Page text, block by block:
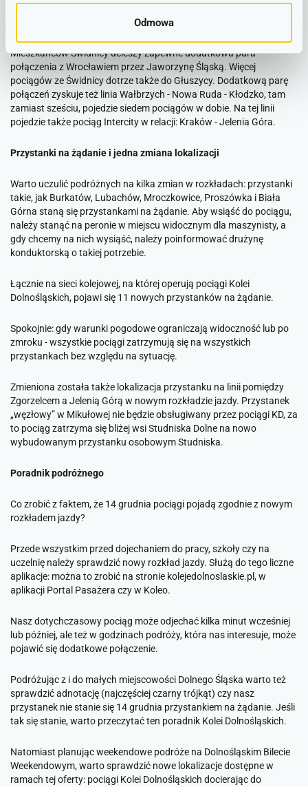
Odmowa
(13 para w dobie), dojedzie też z Jeleniej Góry do Karpacza, a
wracając nim dotrzemy aż do Wałbrzycha Głównego.
Mieszkańców Świdnicy ucieszy zapewne dodatkowa para
połączenia z Wrocławiem przez Jaworzynę Śląską. Więcej
pociągów ze Świdnicy dotrze także do Głuszycy. Dodatkową parę
połączeń zyskuje też linia Wałbrzych - Nowa Ruda - Kłodzko, tam
zamiast sześciu, pojedzie siedem pociągów w dobie. Na tej linii
pojedzie także pociąg Intercity w relacji: Kraków - Jelenia Góra.
Przystanki na żądanie i jedna zmiana lokalizacji
Warto uczulić podróżnych na kilka zmian w rozkładach: przystanki
takie, jak Burkatów, Lubachów, Mroczkowice, Proszówka i Biała
Górna staną się przystankami na żądanie. Aby wsiąść do pociągu,
należy stanąć na peronie w miejscu widocznym dla maszynisty, a
gdy chcemy na nich wysiąść, należy poinformować drużynę
konduktorską o takiej potrzebie.
Łącznie na sieci kolejowej, na której operują pociągi Kolei
Dolnośląskich, pojawi się 11 nowych przystanków na żądanie.
Spokojnie: gdy warunki pogodowe ograniczają widoczność lub po
zmroku - wszystkie pociągi zatrzymują się na wszystkich
przystankach bez względu na sytuację.
Zmieniona została także lokalizacja przystanku na linii pomiędzy
Zgorzelcem a Jelenią Górą w nowym rozkładzie jazdy. Przystanek
„węzłowy” w Mikułowej nie będzie obsługiwany przez pociągi KD, za
to pociąg zatrzyma się bliżej wsi Studniska Dolne na nowo
wybudowanym przystanku osobowym Studniska.
Poradnik podróżnego
Co zrobić z faktem, że 14 grudnia pociągi pojadą zgodnie z nowym
rozkładem jazdy?
Przede wszystkim przed dojechaniem do pracy, szkoły czy na
uczelnię należy sprawdzić nowy rozkład jazdy. Służą do tego liczne
aplikacje: można to zrobić na stronie kolejedolnoslaskie.pl, w
aplikacji Portal Pasażera czy w Koleo.
Nasz dotychczasowy pociąg może odjechać kilka minut wcześniej
lub później, ale też w godzinach podróży, która nas interesuje, może
pojawić się dodatkowe połączenie.
Podróżując z i do małych miejscowości Dolnego Śląska warto też
sprawdzić adnotację (najczęściej czarny trójkąt) czy nasz
przystanek nie stanie się 14 grudnia przystankiem na żądanie. Jeśli
tak się stanie, warto przeczytać ten poradnik Kolei Dolnośląskich.
Natomiast planując weekendowe podróże na Dolnośląskim Bilecie
Weekendowym, warto sprawdzić nowe lokalizacje dostępne w
ramach tej oferty: pociągi Kolei Dolnośląskich docierając do